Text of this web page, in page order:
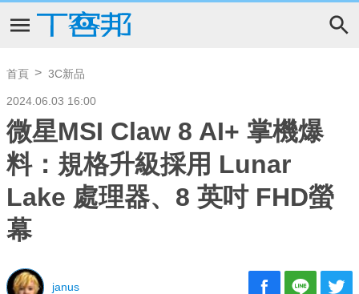
首頁 3C新品
2024.06.03 16:00
微星MSI Claw 8 AI+ 掌機爆
料：規格升級採用 Lunar
Lake 處理器、8 英吋 FHD螢
幕
janus